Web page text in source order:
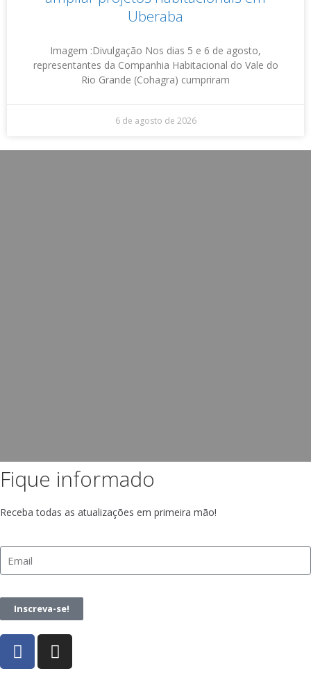
Uberaba
Imagem :Divulgação Nos dias 5 e 6 de agosto,
representantes da Companhia Habitacional do Vale do
Rio Grande (Cohagra) cumpriram
6 de agosto de 2026
Fique informado
Receba todas as atualizações em primeira mão!
Inscreva-se!